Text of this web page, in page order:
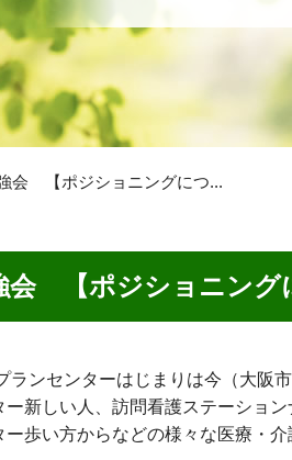
会 【ポジショニングにつ...
【ポジショニング
ランセンターはじまりは今（大阪
新しい人、訪問看護ステーショ
歩い方からなどの様々な医療・